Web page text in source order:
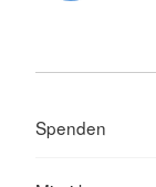
Spenden